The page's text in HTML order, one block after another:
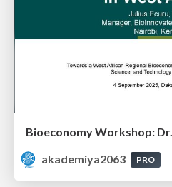
akademiya2063
PRO